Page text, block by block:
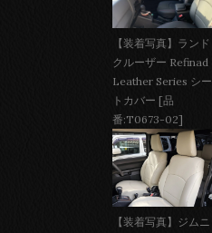
【装着写真】ランド
クルーザー Refinad
Leather Series シー
トカバー [品
番:T0673-02]
【装着写真】ジムニ